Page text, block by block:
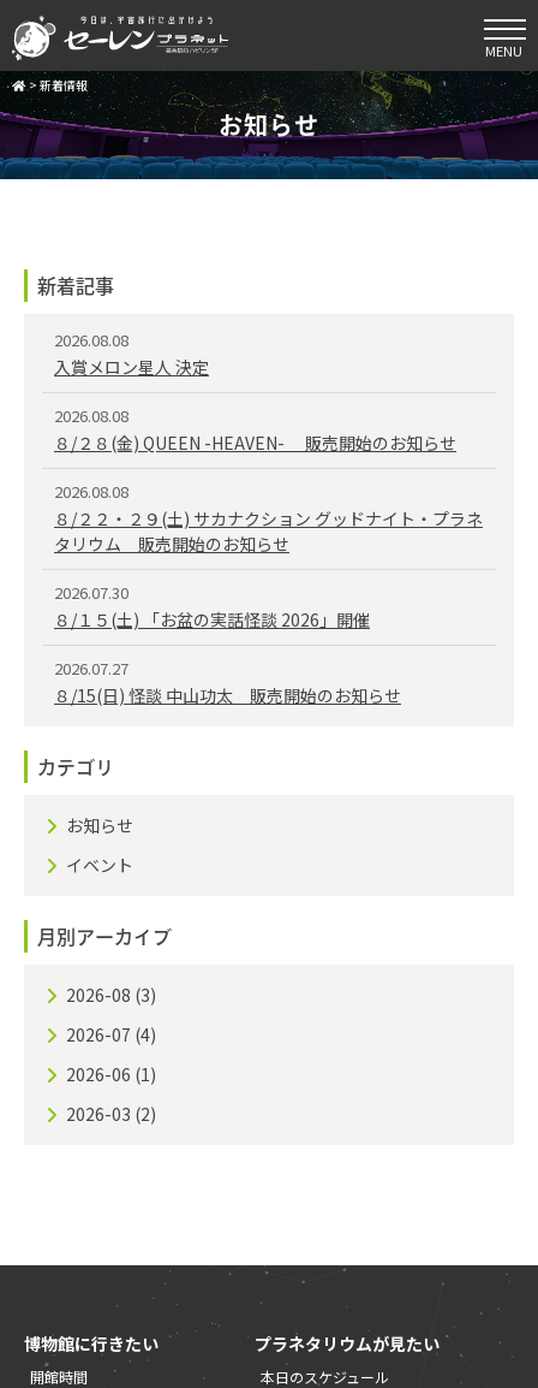
MENU
> 新着情報
お知らせ
新着記事
2026.08.08
入賞メロン星人 決定
2026.08.08
８/２８(金) QUEEN -HEAVEN- 販売開始のお知らせ
2026.08.08
８/２２・２９(土) サカナクション グッドナイト・プラネ
タリウム 販売開始のお知らせ
2026.07.30
８/１５(土) 「お盆の実話怪談 2026」開催
2026.07.27
８/15(日) 怪談 中山功太 販売開始のお知らせ
カテゴリ
お知らせ
イベント
月別アーカイブ
2026-08 (3)
2026-07 (4)
2026-06 (1)
2026-03 (2)
博物館に行きたい
開館時間
プラネタリウムが見たい
本日のスケジュール